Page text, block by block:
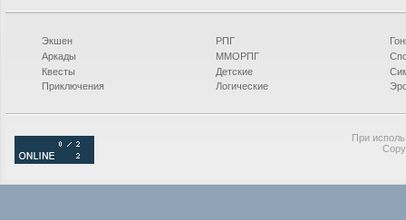
Экшен
Аркады
Квесты
Приключения
РПГ
ММОРПГ
Детские
Логические
При